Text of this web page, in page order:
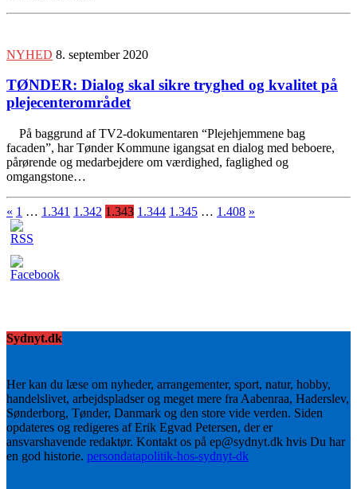
NYHED 8. september 2020
TØNDER: Dialog skal sikre tryghed og kvalitet på
plejecenterområdet
På baggrund af TV2-dokumentaren “Plejehjemmene bag
facaden”, har Tønder Kommune igangsat en dialog med beboere,
pårørende og medarbejdere om værdighed, faglighed og
omgangstone…
« 1 … 1.341 1.342 1.343 1.344 1.345 … 1.408 »
Sydnyt.dk
Her kan du læse om nyheder, arrangementer, sport, natur, hobby,
handelslivet, arbejdspladser og meget mere fra Aabenraa, Haderslev,
Sønderborg, Tønder, Danmark og den store vide verden. Siden
opdateres og redigeres af Erik Egvad Petersen, der er
ansvarshavende redaktør. Kontakt os på ep@sydnyt.dk hvis Du har
en god historie. persondatapolitik-hos-sydnyt-dk